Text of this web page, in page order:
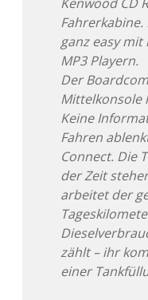
ganz easy
MP3 Playern.
Der
Mittelkonsole
Keine
Fahren
Connect. Die
der Zeit
arbeitet der
zählt – ihr
einer